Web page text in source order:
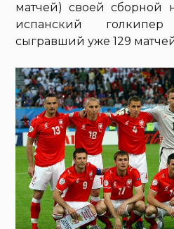
матчей) своей сборной
испанский
сыгравший уже 129